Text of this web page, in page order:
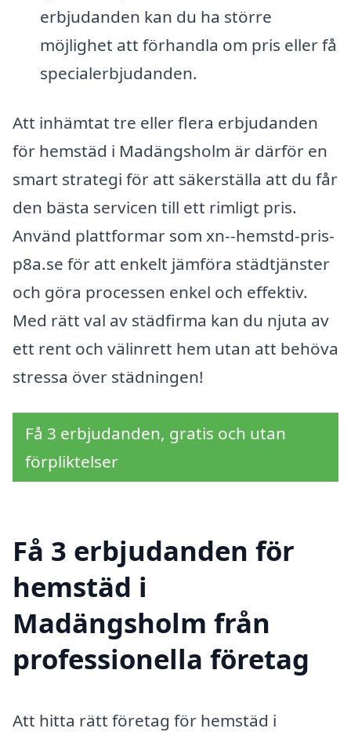
erbjudanden kan du ha större
möjlighet att förhandla om pris eller få
specialerbjudanden.
Att inhämtat tre eller flera erbjudanden
för hemstäd i Madängsholm är därför en
smart strategi för att säkerställa att du får
den bästa servicen till ett rimligt pris.
Använd plattformar som xn--hemstd-pris-
p8a.se för att enkelt jämföra städtjänster
och göra processen enkel och effektiv.
Med rätt val av städfirma kan du njuta av
ett rent och välinrett hem utan att behöva
stressa över städningen!
Få 3 erbjudanden, gratis och utan
förpliktelser
Få 3 erbjudanden för
hemstäd i
Madängsholm från
professionella företag
Att hitta rätt företag för hemstäd i